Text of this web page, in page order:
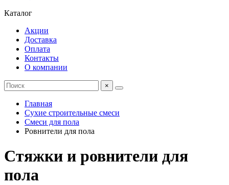
Каталог
Акции
Доставка
Оплата
Контакты
О компании
×
Главная
Сухие строительные смеси
Смеси для пола
Ровнители для пола
Стяжки и ровнители для
пола